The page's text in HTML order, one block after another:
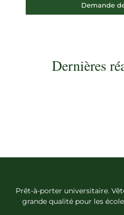
Demande
Dernières
Prêt-à-porter universitaire.
grande qualité pour les